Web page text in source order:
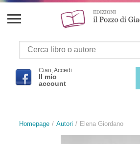
Ciao, Accedi
Il mio
account
Homepage Autori Elena Giordano